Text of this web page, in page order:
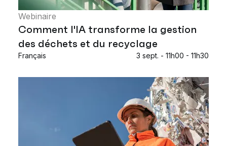
Webinaire
Comment l'IA transforme la gestion
des déchets et du recyclage
Français 3 sept. - 11h00 - 11h30